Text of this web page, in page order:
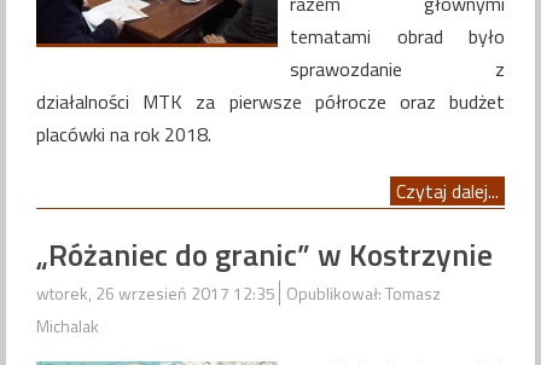
tematami obrad było
sprawozdanie z
działalności MTK za pierwsze półrocze oraz budżet
placówki na rok 2018.
Czytaj dalej...
„Różaniec do granic” w Kostrzynie
wtorek, 26 wrzesień 2017 12:35 Opublikował: Tomasz
Michalak